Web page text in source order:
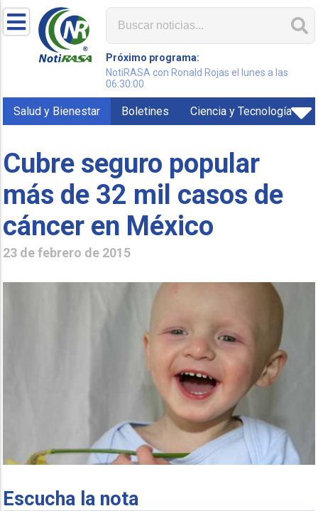
Próximo programa:
NotiRASA con Ronald Rojas el lunes a las
06:30:00
Salud y Bienestar Boletines Ciencia y Tecnología
Cubre seguro popular
más de 32 mil casos de
cáncer en México
23 de febrero de 2015
Escucha la nota